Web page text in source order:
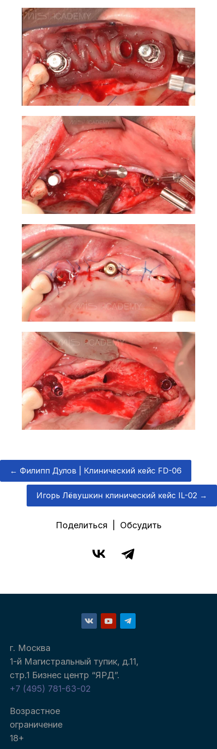
← Филипп Дулов | Клинический кейс FD-06
Игорь Лёвушкин клинический кейс IL-02 →
Поделиться | Обсудить
г. Москва
1-й Магистральный тупик, д.11,
стр.1 Бизнес центр “ЯРД”.
+7 (495) 781-63-02
Возрастное
ограничение
18+